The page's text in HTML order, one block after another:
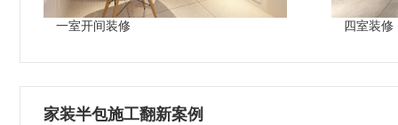
一室开间装修 四室装修
家装半包施工翻新案例